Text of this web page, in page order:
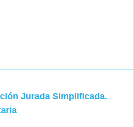
Jurada Simplificada.